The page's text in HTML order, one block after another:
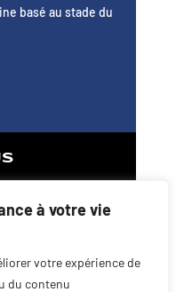
à votre vie
votre expérience de
du contenu
basé au stade du